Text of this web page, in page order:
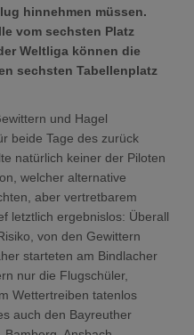
hinnehmen müssen.
vom sechsten Platz
Weltliga können die
sechsten Tabellenplatz
und Hagel
beide Tage des zurück
natürlich keiner der Piloten
welcher alternative
aber vertretbarem
letztlich ergebnislos: Überall
von den Gewittern
starteten am Bindlacher
nur die Flugschüler,
Wettertreiben tatenlos
auch den Bayreuther